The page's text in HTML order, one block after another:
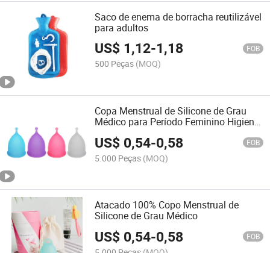
Saco de enema de borracha reutilizável
para adultos
US$ 1,12-1,18 FOB
500 Peças (MOQ)
Copa Menstrual de Silicone de Grau
Médico para Período Feminino Higiene
US$ 0,54-0,58 FOB
5.000 Peças (MOQ)
Atacado 100% Copo Menstrual de
Silicone de Grau Médico
US$ 0,54-0,58 FOB